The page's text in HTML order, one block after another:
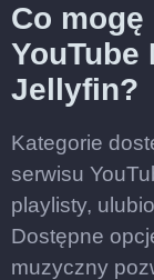
Co
Jellyfin?
Kategorie
serwisu
playlisty,
Dostępne
muzyczny